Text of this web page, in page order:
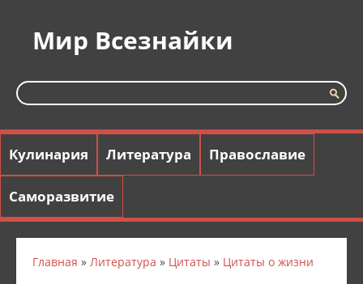
Мир Всезнайки
Кулинария Литература Православие
Саморазвитие
Главная » Литература » Цитаты » Цитаты о жизни